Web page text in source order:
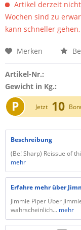
Artikel derzeit
Wochen sind zu
kann schneller
Merken
Artikel-Nr.:
Gewicht in Kg.:
P Jetzt 10
Beschreibung
(Be! Sharp) Reissue of
mehr
Erfahre mehr über
Jimmie Piper Über
wahrscheinlich... mehr